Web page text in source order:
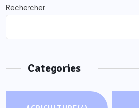
Rechercher
Categories